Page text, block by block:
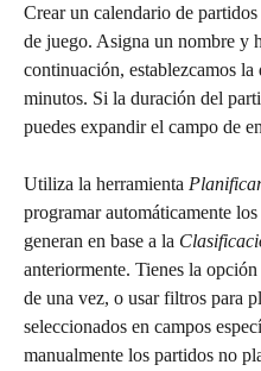
Crear un calendario de
de juego. Asigna un nombre y
continuación, establezcamos
minutos. Si la duración del
puedes expandir el campo de
Utiliza la herramienta
programar automáticamente
generan en base a la
anteriormente. Tienes la
de una vez, o usar filtros para
seleccionados en campos
manualmente los partidos no